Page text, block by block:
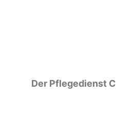
Der Pflegedienst